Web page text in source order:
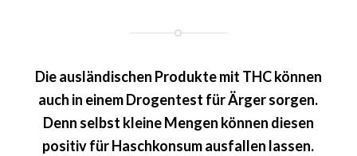
Die ausländischen Produkte mit THC können
auch in einem Drogentest für Ärger sorgen.
Denn selbst kleine Mengen können diesen
positiv für Haschkonsum ausfallen lassen.